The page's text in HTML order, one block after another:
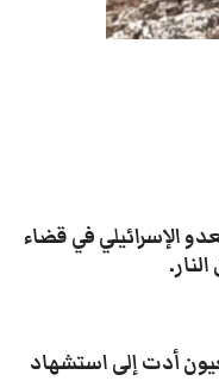
الإسرائيلي في قضاء
أدت إلى استشهاد
أمني في تعز يثير مخاوف
تجرف الممتلكات وتقتل